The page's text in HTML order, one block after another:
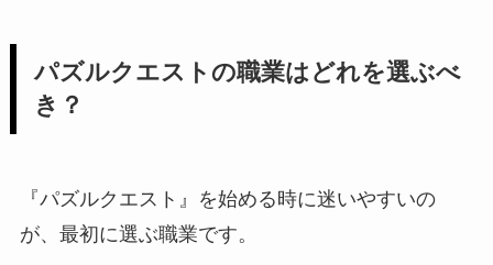
パズルクエストの職業はどれを選ぶべ
き？
『パズルクエスト』を始める時に迷いやすいの
が、最初に選ぶ職業です。